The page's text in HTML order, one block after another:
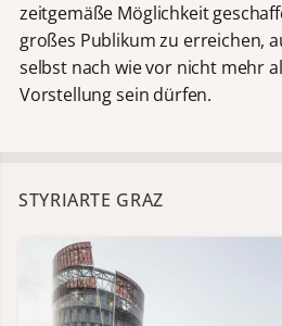
zeitgemäße Möglichkeit
großes Publikum zu erreichen,
selbst nach wie vor nicht mehr
Vorstellung sein dürfen.
STYRIARTE GRAZ